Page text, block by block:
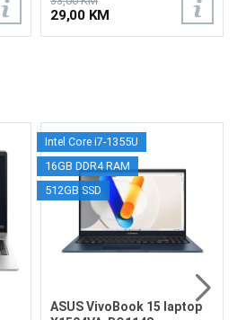
29,00 KM
Intel Core i7-1355U
16GB DDR4 RAM
512GB SSD
ASUS VivoBook 15 laptop